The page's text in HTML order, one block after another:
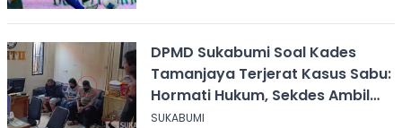
DPMD Sukabumi Soal Kades
Tamanjaya Terjerat Kasus Sabu:
Hormati Hukum, Sekdes Ambil
Alih Pelayanan
SUKABUMI